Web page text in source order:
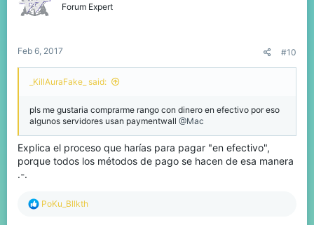
Forum Expert
Feb 6, 2017 #10
_KillAuraFake_ said:
pls me gustaria comprarme rango con dinero en efectivo por eso
algunos servidores usan paymentwall @Mac
Explica el proceso que harías para pagar "en efectivo",
porque todos los métodos de pago se hacen de esa manera
.-.
R
PoKu_Bllkth